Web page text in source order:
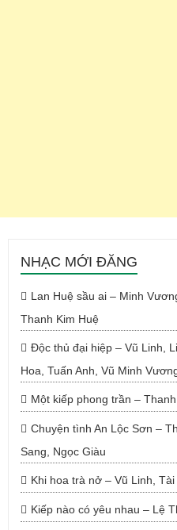
NHẠC MỚI ĐĂNG
Lan Huệ sầu ai – Minh
Thanh Kim Huệ
Độc thủ đại hiệp – Vũ Linh,
Hoa, Tuấn Anh, Vũ Minh
Một kiếp phong trần –
Chuyện tình An Lộc Sơn –
Sang, Ngọc Giàu
Khi hoa trà nở – Vũ Linh, Tài
Kiếp nào có yêu nhau – Lệ